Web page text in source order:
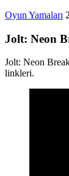
Oyun Yamaları
Jolt: Neon
Jolt: Neon
linkleri.